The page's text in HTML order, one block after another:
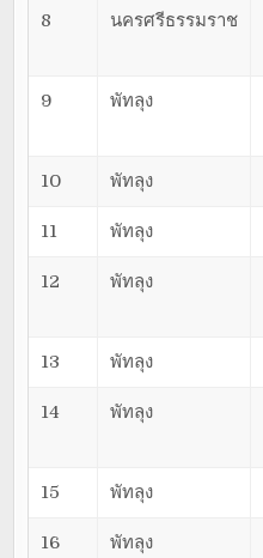
8 นครศรีธรรมราช
9 พัทลุง
10 พัทลุง
11 พัทลุง
12 พัทลุง
13 พัทลุง
14 พัทลุง
15 พัทลุง
16 พัทลุง